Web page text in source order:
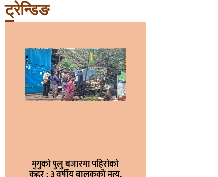
ट्रेन्डिङ
मुगुको पुलु बजारमा पहिरोको